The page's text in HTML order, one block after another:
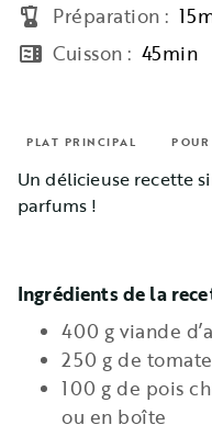
blender Préparation :
microwave Cuisson : 45min
PLAT PRINCIPAL
Un délicieuse recette
parfums !
Ingrédients de la
400 g viande
250 g de
100 g de pois
ou en boîte